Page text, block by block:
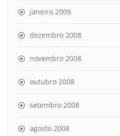
janeiro 2009
dezembro 2008
novembro 2008
outubro 2008
setembro 2008
agosto 2008